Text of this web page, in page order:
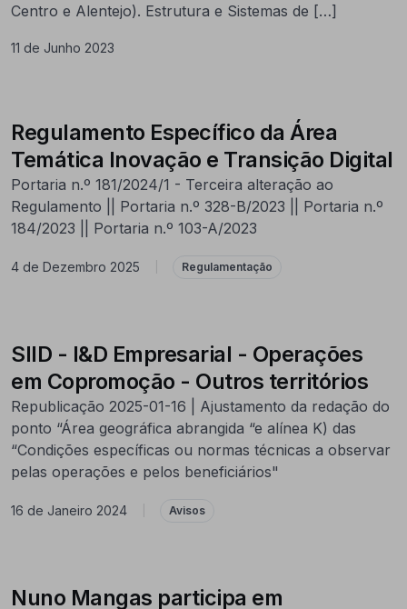
Centro e Alentejo). Estrutura e Sistemas de […]
11 de Junho 2023
Regulamento Específico da Área
Temática Inovação e Transição Digital
Portaria n.º 181/2024/1 - Terceira alteração ao
Regulamento || Portaria n.º 328-B/2023 || Portaria n.º
184/2023 || Portaria n.º 103-A/2023
4 de Dezembro 2025 Regulamentação
SIID - I&D Empresarial - Operações
em Copromoção - Outros territórios
Republicação 2025-01-16 | Ajustamento da redação do
ponto “Área geográfica abrangida “e alínea K) das
“Condições específicas ou normas técnicas a observar
pelas operações e pelos beneficiários"
16 de Janeiro 2024 Avisos
Nuno Mangas participa em